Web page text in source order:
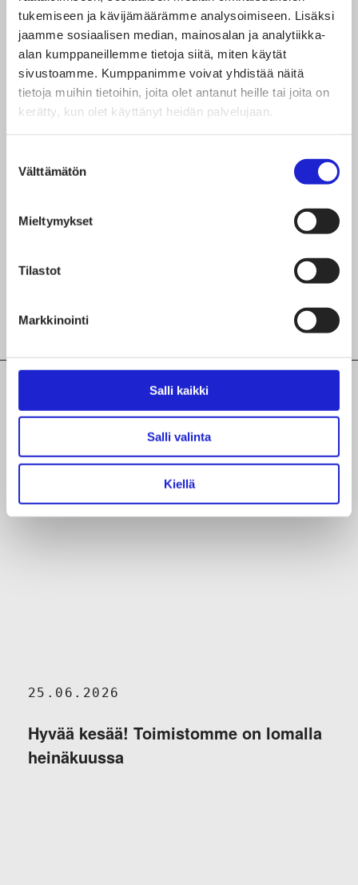
tukemiseen ja kävijämäärämme analysoimiseen. Lisäksi
jaamme sosiaalisen median, mainosalan ja analytiikka-
alan kumppaneillemme tietoja siitä, miten käytät
sivustoamme. Kumppanimme voivat yhdistää näitä
tietoja muihin tietoihin, joita olet antanut heille tai joita on
kerätty, kun olet käyttänyt heidän palvelujaan.
valinta
Välttämätön
Mieltymykset
Tilastot
Markkinointi
Salli kaikki
Salli valinta
Kiellä
Award will be presented, followed by an evening
program. Food,
coffeeand beverages are all
included in the ticket price for the full day of the
event.
Jaa artikkeli
Ajankohtaista aiheesta
25.06.2026
Hyvää kesää! Toimistomme on lomalla
heinäkuussa